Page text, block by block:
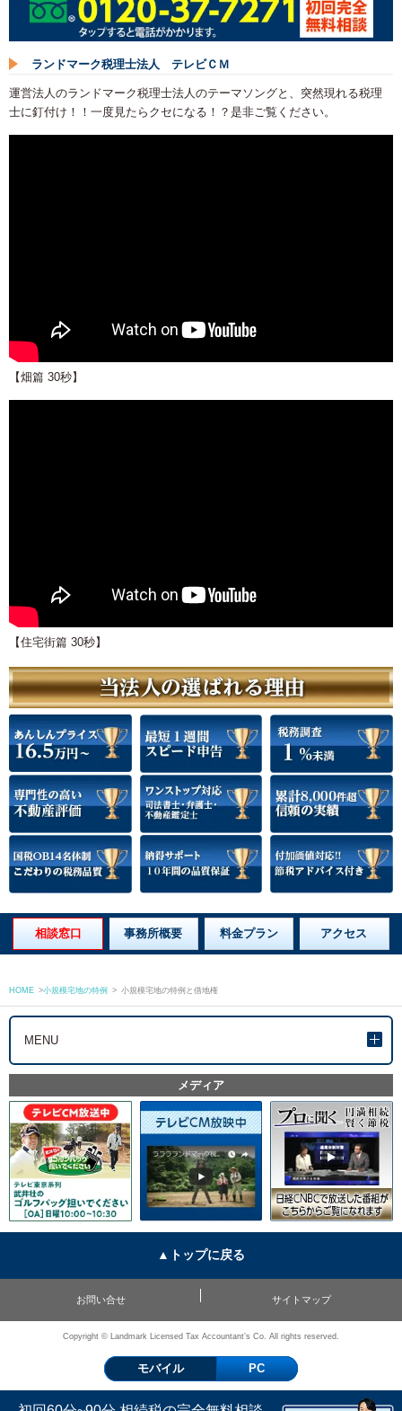
ランドマーク税理士法人 テレビＣＭ
運営法人のランドマーク税理士法人のテーマソングと、突然現れる税理
士に釘付け！！一度見たらクセになる！？是非ご覧ください。
【畑篇 30秒】
【住宅街篇 30秒】
相談窓口 事務所概要 料金プラン アクセス
HOME >小規模宅地の特例 > 小規模宅地の特例と借地権
MENU
メディア
▲トップに戻る
お問い合せ サイトマップ
Copyright © Landmark Licensed Tax Accountant’s Co. All rights reserved.
モバイル PC